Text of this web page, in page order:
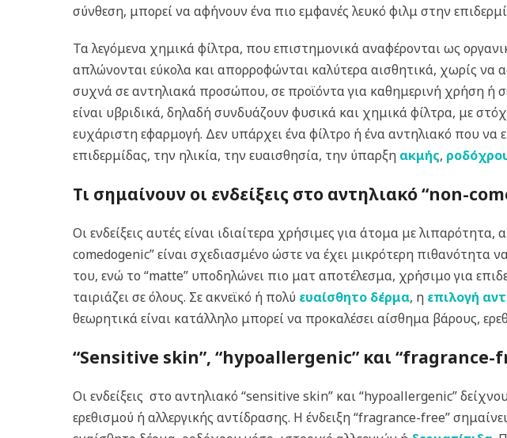
σύνθεση, μπορεί να αφήνουν ένα πιο εμφανές λευκό φιλμ στην
Τα λεγόμενα χημικά φίλτρα, που επιστημονικά αναφέρονται ως
απλώνονται εύκολα και απορροφώνται καλύτερα αισθητικά, χωρίς να
συχνά σε αντηλιακά προσώπου, σε προϊόντα για καθημερινή χρήση ή
είναι υβριδικά, δηλαδή συνδυάζουν φυσικά και χημικά φίλτρα, με
ευχάριστη εφαρμογή. Δεν υπάρχει ένα φίλτρο ή ένα αντηλιακό που να
επιδερμίδας, την ηλικία, την ευαισθησία, την ύπαρξη ακμής,
Τι σημαίνουν οι ενδείξεις στο αντηλιακό “non-
Οι ενδείξεις αυτές είναι ιδιαίτερα χρήσιμες για άτομα με
comedogenic” είναι σχεδιασμένο ώστε να έχει μικρότερη πιθανότητα
του, ενώ το “matte” υποδηλώνει πιο ματ αποτέλεσμα, χρήσιμο για
ταιριάζει σε όλους. Σε ακνεϊκό ή πολύ ευαίσθητο δέρμα, η επιλογή
θεωρητικά είναι κατάλληλο μπορεί να προκαλέσει αίσθημα βάρους,
“Sensitive skin”, “hypoallergenic” και “fragrance-
Οι ενδείξεις στο αντηλιακό “sensitive skin” και “hypoallergenic”
ερεθισμού ή αλλεργικής αντίδρασης. Η ένδειξη “fragrance-free”